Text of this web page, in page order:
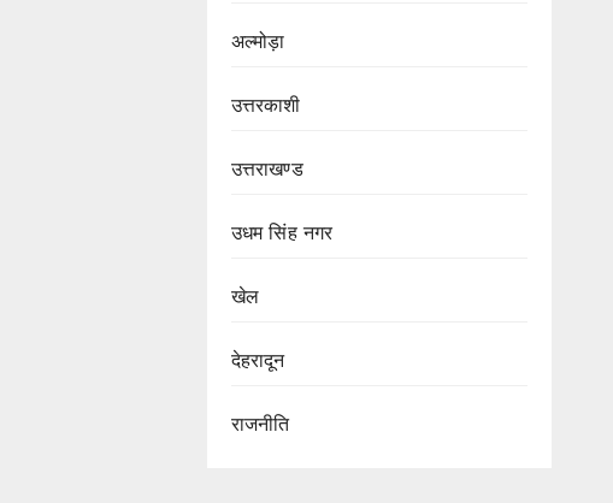
अल्मोड़ा
उत्तरकाशी
उत्तराखण्ड
उधम सिंह नगर
खेल
देहरादून
राजनीति